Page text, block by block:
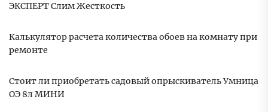
ЭКСПЕРТ Слим Жесткость
Калькулятор расчета количества обоев на комнату при
ремонте
Стоит ли приобретать садовый опрыскиватель Умница
ОЭ 8л МИНИ